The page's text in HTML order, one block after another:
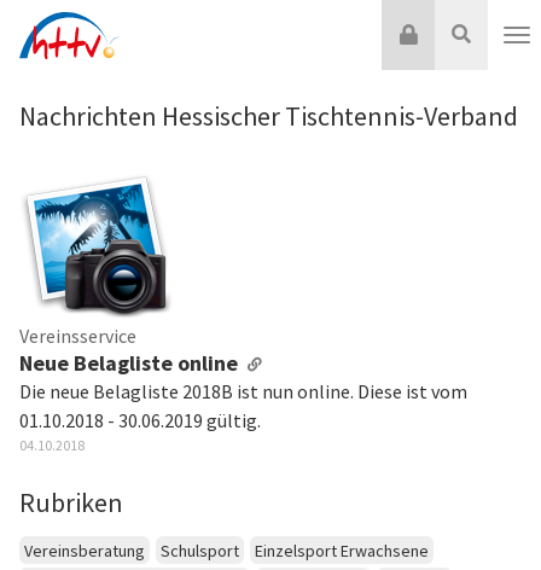
Inhalt
Suche
Login
Nachrichten Hessischer Tischtennis-Verband
Vereinsservice
Neue Belagliste online
Die neue Belagliste 2018B ist nun online. Diese ist vom
01.10.2018 - 30.06.2019 gültig.
04.10.2018
Rubriken
Vereinsberatung Schulsport
Einzelsport Erwachsene